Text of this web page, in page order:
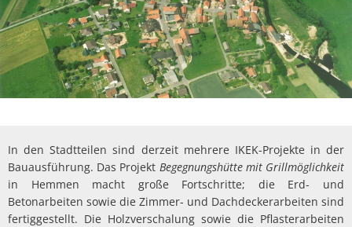
In den Stadtteilen sind derzeit mehrere IKEK-Projekte in der
Bau­ausführung. Das Projekt Begegnungshütte mit Grillmöglichkeit
in Hemmen macht große Fortschritte; die Erd- und
Betonarbeiten so­wie die Zimmer- und Dachdeckerarbeiten sind
fertiggestellt. Die Holzverschalung sowie die Pflasterarbeiten